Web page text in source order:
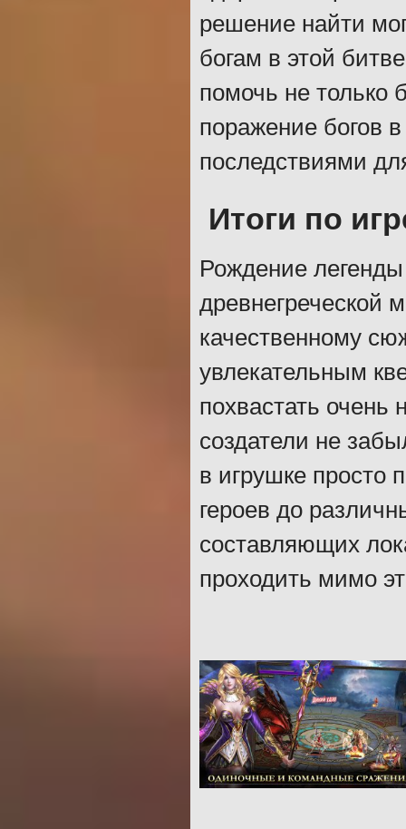
решение найти
богам в этой
помочь не только
поражение богов
последствиями
Итоги по
Рождение
древнегреческой
качественному
увлекательным
похвастать
создатели не
в игрушке просто
героев до
составляющих
проходить мимо